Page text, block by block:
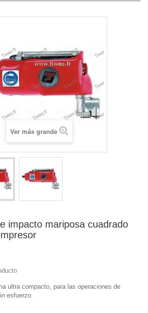
Ver más grande
impacto mariposa cuadrado
ultra compacto, para las operaciones de
esfuerzo.